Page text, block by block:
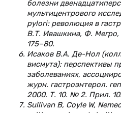
болезни
мультицентрового
pylori: революция в
В.Т. Ивашкина, Ф.
175–80.
Исаков В.А. Де-Нол
висмута): перспективы
заболеваниях,
журн. гастроэнтерол.
2000. Т. 10. № 2. Прил.
Sullivan B, Coyle W,